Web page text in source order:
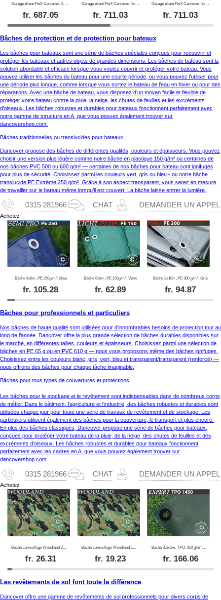
fr.687.05 fr.711.03
Garage pliant FleX Carcover, 3x6m, Noir
fr.711.03
Bâches de protection et de protection pour bateaux
Les bâches pour bateaux sont une série de bâches spéciales conçues pour recouvrir et
protéger les bateaux et autres objets de grandes dimensions. Les bâches de bateau sont la
solution abordable et efficace lorsque vous voulez couvrir et protéger votre bateau. Vous
pouvez utiliser les bâches du bateau pour une courte période, ou vous pouvez l’utiliser pour
une période plus longue, comme lorsque vous sortez le bateau de l’eau en hiver ou pour des
réparations. Avec une bâche de bateau, vous disposez d’un moyen facile et flexible de
protéger votre bateau contre la pluie, la neige, les chutes de feuilles et les excréments
d’oiseaux. Les bâches robustes et durables pour bateaux fonctionnent parfaitement avec
notre gamme de structure en A, que vous pouvez également trouver sur
dancovershop.com.
Bâches traditionnelles ou translucides pour bateaux
Dancover propose des bâches de différentes qualités, couleurs et épaisseurs. Vous pouvez
choisir une version plus légère comme notre bâche en plastique 150 g/m² ou certaines de
nos bâches PVC 500 ou 600 g/m² — certaines de nos bâches pour bateau sont ignifuges
pour plus de sécurité. Choisissez parmi les couleurs vert, gris ou bleu - ou notre bâche
translucide PE Extrême 250 g/m². Grâce à son aspect transparent, vous serez en mesure
de travailler sur le bateau même lorsqu’il est couvert. La bâche laisse entrer la lumière.
0315 281966 CHAT DEMANDER UN APPEL
Achetez
Bâche 6x8m, PE 250g/m², Bleu
fr. 105.28
Bâche 6x8m, PE 150g/m², Verte
fr.62.89
Bâche 3x10m, PE 300 g/m², Gris
fr.94.87
Bâches pour professionnels et particuliers
Nos bâches de haute qualité sont utilisées pour d’innombrables besoins de protection tout au
long de l’année. Dancover offre la plus grande sélection de bâches durables disponibles sur
le marché, en différentes tailles, couleurs et épaisseurs. Choisissez parmi une sélection de
bâches en PE 65 g ou en PVC 610 g — nous vous proposons même des bâches ignifuges.
Choisissez entre les couleurs blanc, gris, vert, bleu et transparent/transparent (renforcé) —
nous offrons des bâches pour chaque tâche imaginable.
Bâches pour tous types de couvertures et protections
Les bâches pour le stockage et le revêtement sont indispensables dans de nombreux corps
de métier. Dans le bâtiment, l’agriculture et l’industrie, des bâches robustes et durables sont
utilisées chaque jour pour toute une série de travaux de revêtement et de stockage. Les
particuliers utilisent également des bâches pour la couverture, le transport et plus encore.
En plus des bâches classiques, Dancover propose une série de bâches pour bateaux,
conçues pour protéger votre bateau de la pluie, de la neige, des chutes de feuilles et des
excréments d’oiseaux. Les bâches robustes et durables pour bateaux fonctionnent
parfaitement avec les cadres en A, que vous pouvez également trouver sur
dancovershop.com.
0315 281966 CHAT DEMANDER UN APPEL
Achetez
fr. 26.31 fr. 19.23 fr. 166.06
Les revêtements de sol font toute la différence
Dancover offre une gamme de revêtements de sol professionnels pour divers corps de